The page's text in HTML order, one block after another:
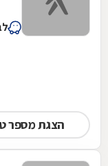
הצגת מספר